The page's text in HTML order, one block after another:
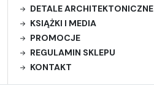
DETALE ARCHITEKTONICZNE
KSIĄŻKI I MEDIA
PROMOCJE
REGULAMIN SKLEPU
KONTAKT